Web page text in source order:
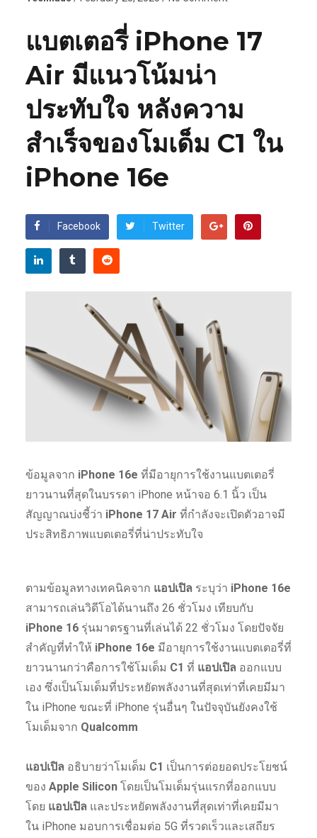
แบตเตอรี่ iPhone 17
Air มีแนวโน้มน่า
ประทับใจ หลังความ
สำเร็จของโมเด็ม C1 ใน
iPhone 16e
Facebook Twitter
ข้อมูลจาก iPhone 16e ที่มีอายุการใช้งานแบตเตอรี่
ยาวนานที่สุดในบรรดา iPhone หน้าจอ 6.1 นิ้ว เป็น
สัญญาณบ่งชี้ว่า iPhone 17 Air ที่กำลังจะเปิดตัวอาจมี
ประสิทธิภาพแบตเตอรี่ที่น่าประทับใจ
ตามข้อมูลทางเทคนิคจาก แอปเปิล ระบุว่า iPhone 16e
สามารถเล่นวิดีโอได้นานถึง 26 ชั่วโมง เทียบกับ
iPhone 16รุ่นมาตรฐานที่เล่นได้ 22 ชั่วโมง โดยปัจจัย
สำคัญที่ทำให้ iPhone 16e มีอายุการใช้งานแบตเตอรี่ที่
ยาวนานกว่าคือการใช้โมเด็ม C1 ที่ แอปเปิล ออกแบบ
เอง ซึ่งเป็นโมเด็มที่ประหยัดพลังงานที่สุดเท่าที่เคยมีมา
ใน iPhone ขณะที่ iPhone รุ่นอื่นๆ ในปัจจุบันยังคงใช้
โมเด็มจาก Qualcomm
แอปเปิล อธิบายว่าโมเด็ม C1 เป็นการต่อยอดประโยชน์
ของ Apple Siliconโดยเป็นโมเด็มรุ่นแรกที่ออกแบบ
โดย แอปเปิล และประหยัดพลังงานที่สุดเท่าที่เคยมีมา
ใน iPhone มอบการเชื่อมต่อ 5G ที่รวดเร็วและเสถียร